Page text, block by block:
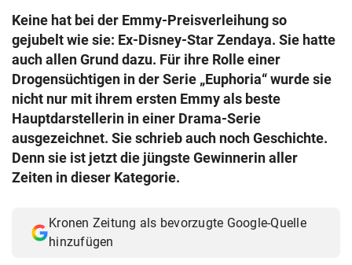
Keine hat bei der Emmy-Preisverleihung so
gejubelt wie sie: Ex-Disney-Star Zendaya. Sie hatte
auch allen Grund dazu. Für ihre Rolle einer
Drogensüchtigen in der Serie „Euphoria“ wurde sie
nicht nur mit ihrem ersten Emmy als beste
Hauptdarstellerin in einer Drama-Serie
ausgezeichnet. Sie schrieb auch noch Geschichte.
Denn sie ist jetzt die jüngste Gewinnerin aller
Zeiten in dieser Kategorie.
Kronen Zeitung als bevorzugte Google-Quelle
hinzufügen